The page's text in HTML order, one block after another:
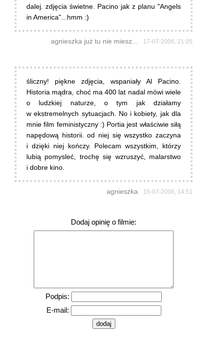
dalej. zdjęcia świetne. Pacino jak z planu "Angels
in America"...hmm :)
agnieszka już tu nie miesz... 17-07-2006, 21:05
śliczny! piękne zdjęcia, wspaniały Al Pacino.
Historia mądra, choć ma 400 lat nadal mówi wiele
o ludzkiej naturze, o tym jak działamy
w ekstremelnych sytuacjach. No i kobiety, jak dla
mnie film feministyczny :) Portia jest właściwie siłą
napędową historii. od niej się wszystko zaczyna
i dzięki niej kończy. Polecam wszystkim, którzy
lubią pomysleć, trochę się wzruszyć, malarstwo
i dobre kino.
agnieszka 16-07-2006, 14:51
Dodaj opinię o filmie:
Podpis:
E-mail: